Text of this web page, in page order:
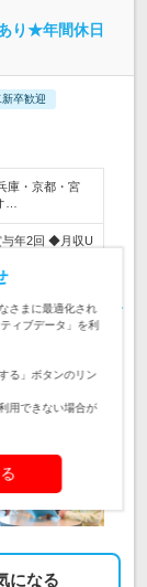
り★年間休日
卒歓迎
庫・京都・宮
…
与年2回 ◆月収U
の整理や請求書
す★配属先へ社
PRは不要*.研修
色が自由＆私
になる
さまに最適化され
ィブデータ」を利
る」ボタンのリン
用できない場合が